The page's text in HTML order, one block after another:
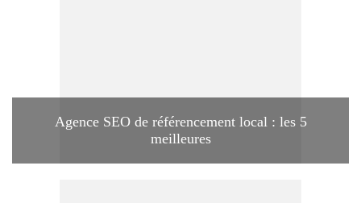
Agence SEO de référencement local : les 5
meilleures